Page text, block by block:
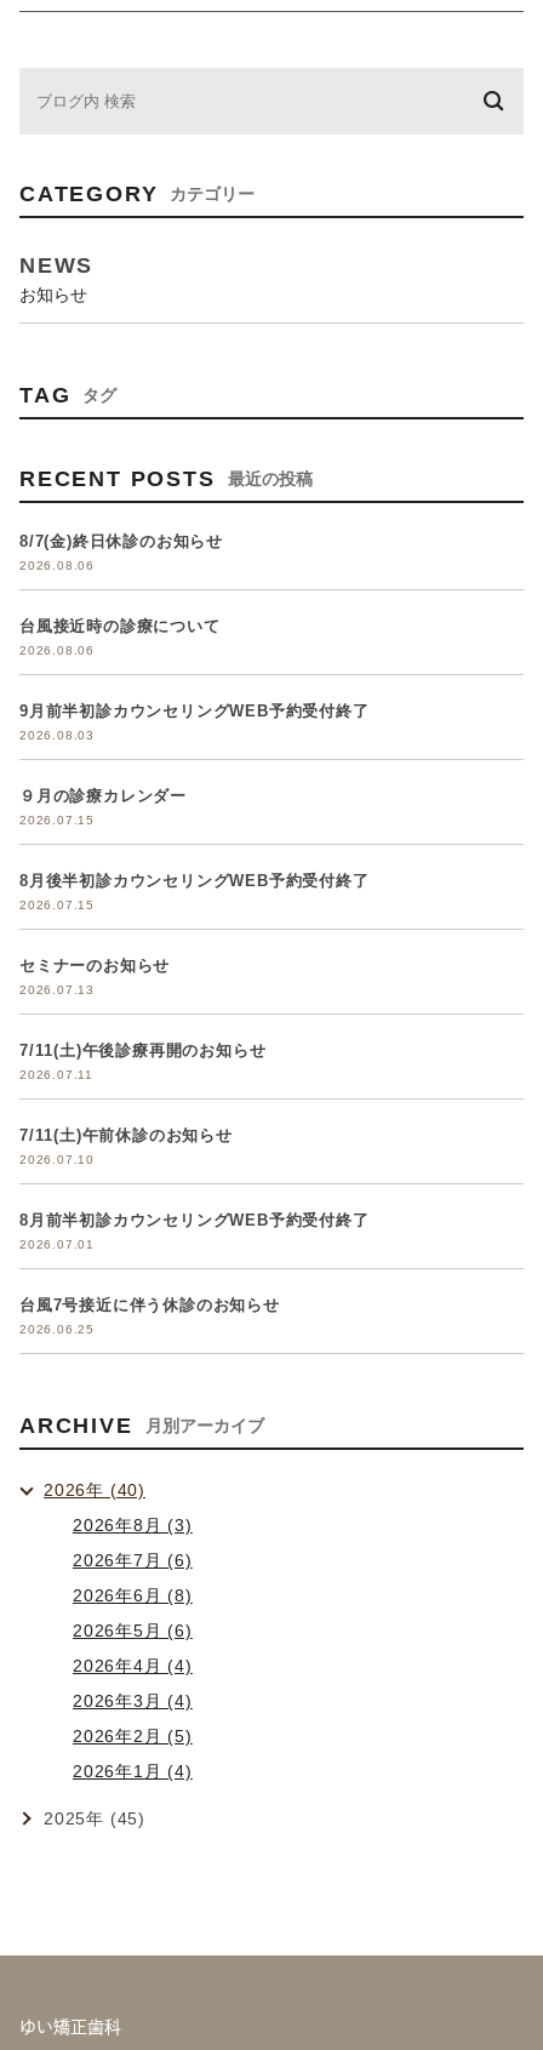
CATEGORY カテゴリー
NEWS
お知らせ
TAG タグ
RECENT POSTS 最近の投稿
8/7(金)終日休診のお知らせ
2026.08.06
台風接近時の診療について
2026.08.06
9月前半初診カウンセリングWEB予約受付終了
2026.08.03
９月の診療カレンダー
2026.07.15
8月後半初診カウンセリングWEB予約受付終了
2026.07.15
セミナーのお知らせ
2026.07.13
7/11(土)午後診療再開のお知らせ
2026.07.11
7/11(土)午前休診のお知らせ
2026.07.10
8月前半初診カウンセリングWEB予約受付終了
2026.07.01
台風7号接近に伴う休診のお知らせ
2026.06.25
ARCHIVE 月別アーカイブ
2026年 (40)
2026年8月 (3)
2026年7月 (6)
2026年6月 (8)
2026年5月 (6)
2026年4月 (4)
2026年3月 (4)
2026年2月 (5)
2026年1月 (4)
2025年 (45)
ゆい矯正歯科